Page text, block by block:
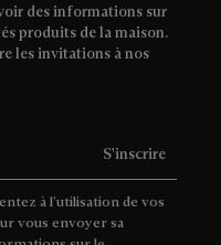
des informations sur
produits de la maison.
les invitations à nos
S'inscrire
à l’utilisation de vos
vous envoyer sa